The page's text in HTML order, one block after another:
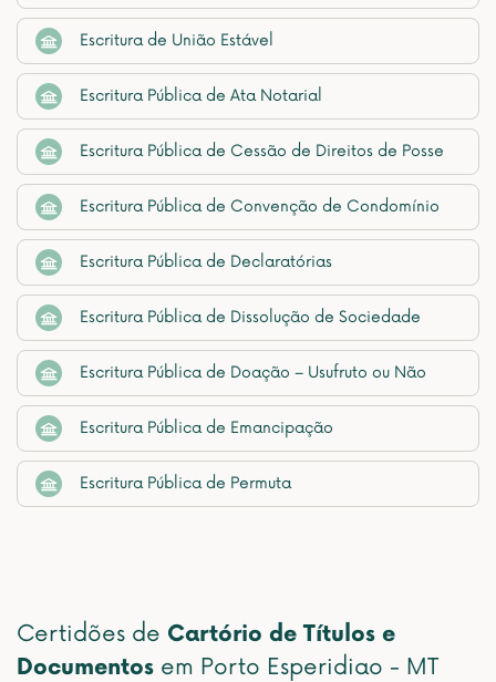
Escritura de União Estável
Escritura Pública de Ata Notarial
Escritura Pública de Cessão de Direitos de Posse
Escritura Pública de Convenção de Condomínio
Escritura Pública de Declaratórias
Escritura Pública de Dissolução de Sociedade
Escritura Pública de Doação – Usufruto ou Não
Escritura Pública de Emancipação
Escritura Pública de Permuta
Certidões de Cartório de Títulos e
Documentos em Porto Esperidiao - MT